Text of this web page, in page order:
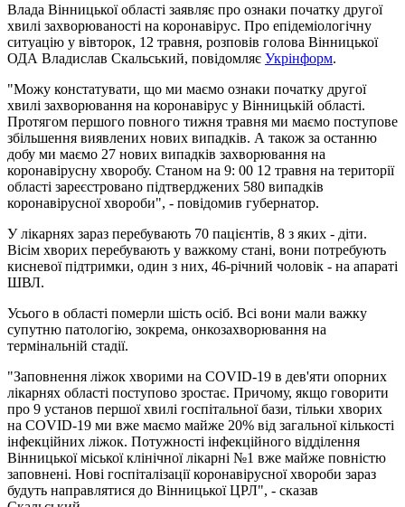
Влада Вінницької області заявляє про ознаки початку другої
хвилі захворюваності на коронавірус. Про епідеміологічну
ситуацію у вівторок, 12 травня, розповів голова Вінницької
ОДА Владислав Скальський, повідомляє Укрінформ.
"Можу констатувати, що ми маємо ознаки початку другої
хвилі захворювання на коронавірус у Вінницькій області.
Протягом першого повного тижня травня ми маємо поступове
збільшення виявлених нових випадків. А також за останню
добу ми маємо 27 нових випадків захворювання на
коронавірусну хворобу. Станом на 9: 00 12 травня на території
області зареєстровано підтверджених 580 випадків
коронавірусної хвороби", - повідомив губернатор.
У лікарнях зараз перебувають 70 пацієнтів, 8 з яких - діти.
Вісім хворих перебувають у важкому стані, вони потребують
кисневої підтримки, один з них, 46-річний чоловік - на апараті
ШВЛ.
Усього в області померли шість осіб. Всі вони мали важку
супутню патологію, зокрема, онкозахворювання на
термінальній стадії.
"Заповнення ліжок хворими на COVID-19 в дев'яти опорних
лікарнях області поступово зростає. Причому, якщо говорити
про 9 установ першої хвилі госпітальної бази, тільки хворих
на COVID-19 ми вже маємо майже 20% від загальної кількості
інфекційних ліжок. Потужності інфекційного відділення
Вінницької міської клінічної лікарні №1 вже майже повністю
заповнені. Нові госпіталізації коронавірусної хвороби зараз
будуть направлятися до Вінницької ЦРЛ", - сказав